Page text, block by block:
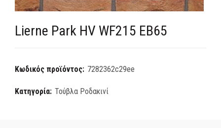
Lierne Park HV WF215 EB65
Κωδικός προϊόντος: 7282362c29ee
Κατηγορία: Τούβλα Ροδακινί